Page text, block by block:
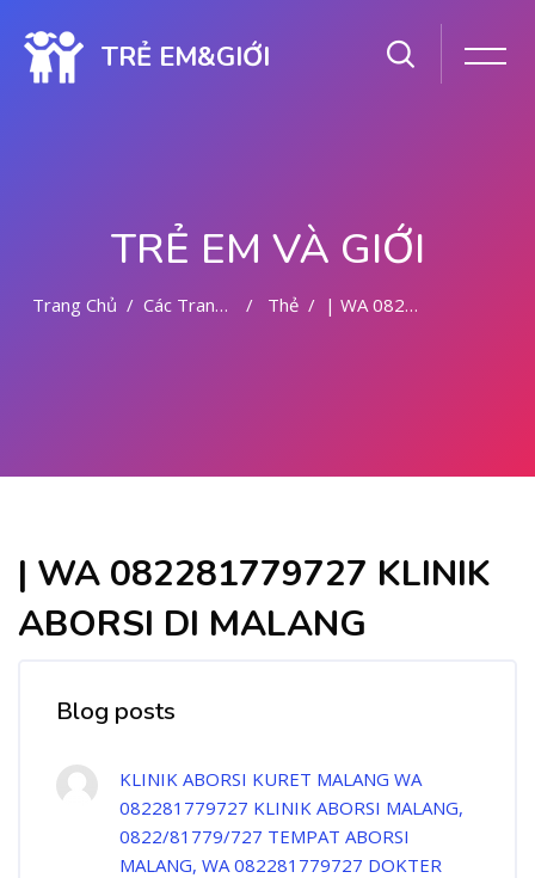
TRẺ EM&GIỚI
TRẺ EM VÀ GIỚI
Trang Chủ Các Trang Của Hệ Thống Thẻ | WA 082281779727 KLINIK ABORSI DI MALANG
| WA 082281779727 KLINIK
ABORSI DI MALANG
Blog posts
KLINIK ABORSI KURET MALANG WA
082281779727 KLINIK ABORSI MALANG,
0822/81779/727 TEMPAT ABORSI
MALANG, WA 082281779727 DOKTER